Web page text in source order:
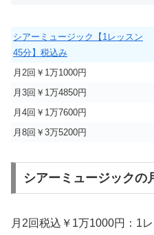
シアーミュージック【1レッスン
45分】税込み
月2回￥1万1000円
月3回￥1万4850円
月4回￥1万7600円
月8回￥3万5200円
シアーミュージックの
月2回税込￥1万1000円：1